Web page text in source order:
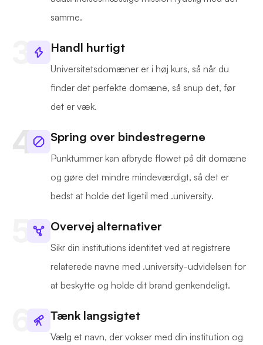
samme.
Handl hurtigt
Universitetsdomæner er i høj kurs, så når du
finder det perfekte domæne, så snup det, før
det er væk.
Spring over bindestregerne
Punktummer kan afbryde flowet på dit domæne
og gøre det mindre mindeværdigt, så det er
bedst at holde det ligetil med .university.
Overvej alternativer
Sikr din institutions identitet ved at registrere
relaterede navne med .university-udvidelsen for
at beskytte og holde dit brand genkendeligt.
Tænk langsigtet
Vælg et navn, der vokser med din institution og